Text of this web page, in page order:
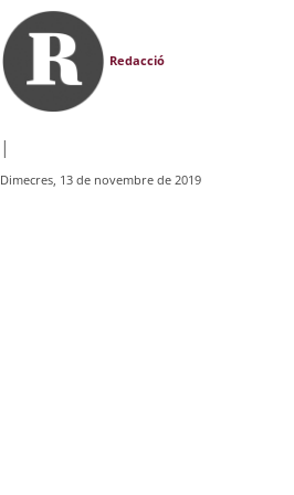
Redacció
|
Dimecres, 13 de novembre de 2019